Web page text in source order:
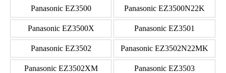
Panasonic EZ3500 Panasonic EZ3500N22K
Panasonic EZ3500X Panasonic EZ3501
Panasonic EZ3502 Panasonic EZ3502N22MK
Panasonic EZ3502XM Panasonic EZ3503